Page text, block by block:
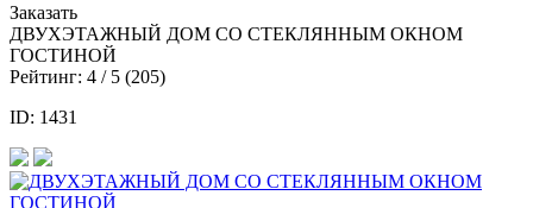
Заказать
ДВУХЭТАЖНЫЙ ДОМ СО СТЕКЛЯННЫМ ОКНОМ
ГОСТИНОЙ
Рейтинг: 4 / 5 (205)
ID: 1431